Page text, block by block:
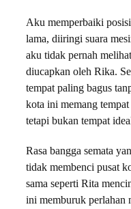
Aku memperbaiki
lama, diiringi suara
aku tidak pernah
diucapkan oleh Rika.
tempat paling bagus
kota ini memang
tetapi bukan tempat
Rasa bangga semata
tidak membenci pusat
sama seperti Rita
ini memburuk perlahan